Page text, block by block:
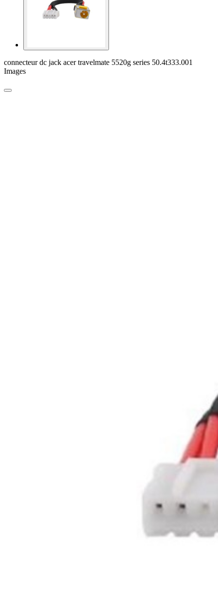
connecteur dc jack acer travelmate 5520g series 50.4t333.001
Images